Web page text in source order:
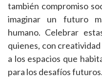
también compromiso
imaginar un futuro
humano. Celebrar
quienes, con
a los espacios que
para los desafíos futuros.